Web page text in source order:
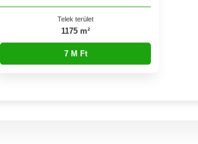
Telek terület
1175 m²
7 M Ft